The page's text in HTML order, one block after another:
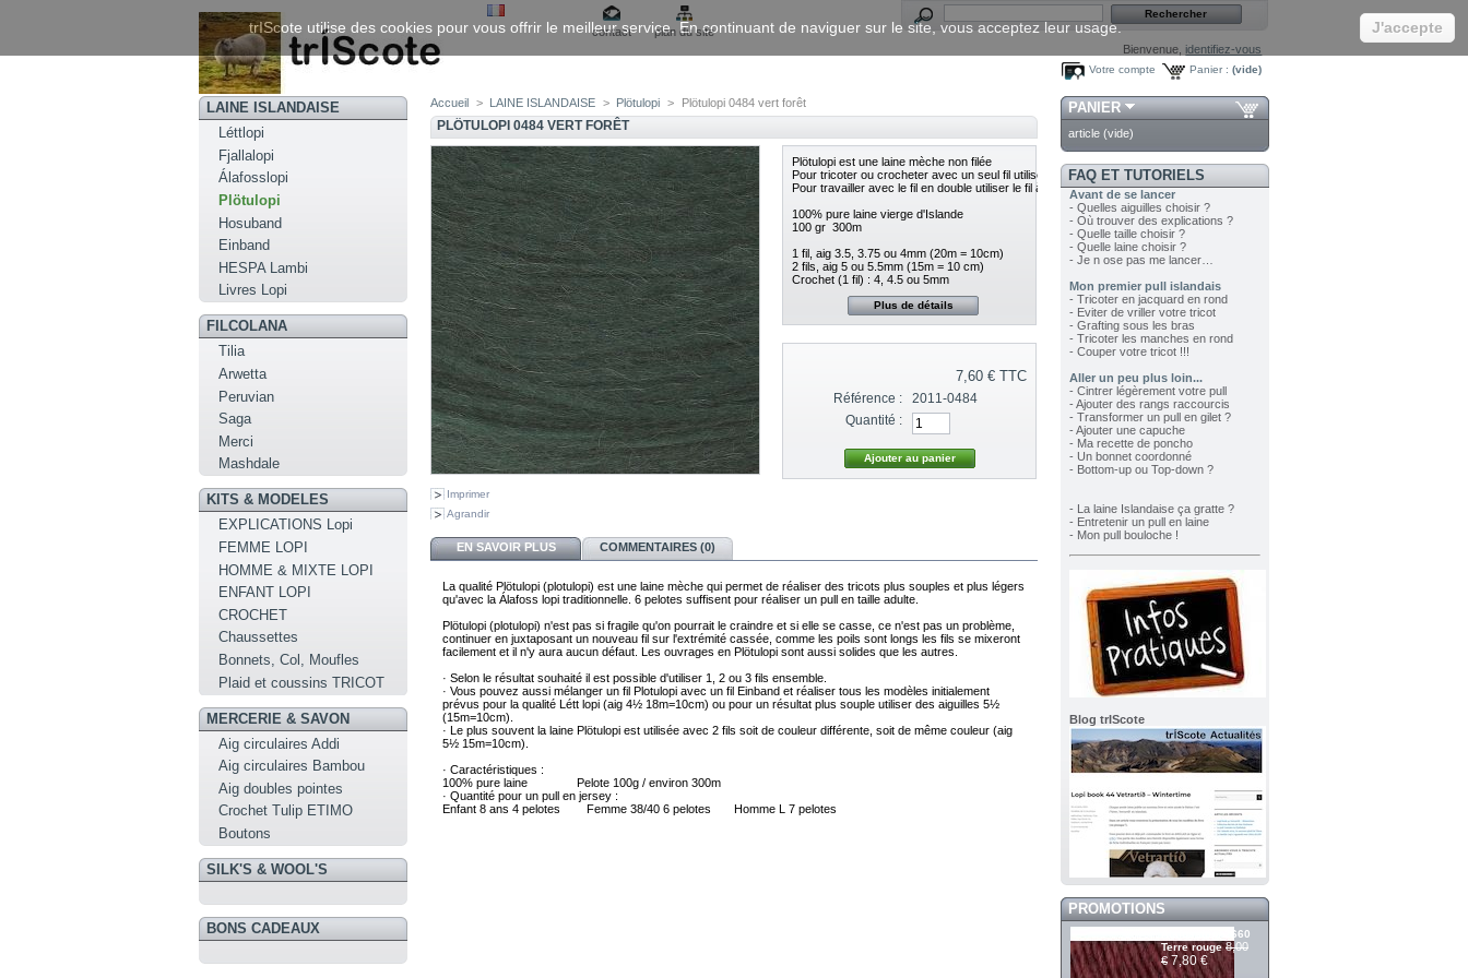
contact
plan du site
Bienvenue, identifiez-vous
Panier : (vide)
Votre compte
LAINE ISLANDAISE
Léttlopi
Fjallalopi
Álafosslopi
Plötulopi
Hosuband
Einband
HESPA Lambi
Livres Lopi
FILCOLANA
Tilia
Arwetta
Peruvian
Saga
Merci
Mashdale
KITS & MODELES
EXPLICATIONS Lopi
FEMME LOPI
HOMME & MIXTE LOPI
ENFANT LOPI
CROCHET
Chaussettes
Bonnets, Col, Moufles
Plaid et coussins TRICOT
MERCERIE & SAVON
Aig circulaires Addi
Aig circulaires Bambou
Aig doubles pointes
Crochet Tulip ETIMO
Boutons
SILK'S & WOOL'S
BONS CADEAUX
Accueil > LAINE ISLANDAISE > Plötulopi > Plötulopi 0484 vert forêt
PLÖTULOPI 0484 VERT FORÊT
Imprimer
Agrandir
Plötulopi est une laine mèche non filée
Pour tricoter ou crocheter avec un seul fil utiliser le fil au centre de la galette
Pour travailler avec le fil en double utiliser le fil à l'intérieur et le fil à l'extérieur en même temps
100% pure laine vierge d'Islande
100 gr  300m
1 fil, aig 3.5, 3.75 ou 4mm (20m = 10cm)
2 fils, aig 5 ou 5.5mm (15m = 10 cm)
Crochet (1 fil) : 4, 4.5 ou 5mm
Plus de détails
7,60 €TTC
Référence :
2011-0484
Quantité :
EN SAVOIR PLUS COMMENTAIRES (0)
La qualité Plötulopi (plotulopi) est une laine mèche qui permet de réaliser des tricots plus souples et plus légers
qu'avec la Álafoss lopi traditionnelle. 6 pelotes suffisent pour réaliser un pull en taille adulte.
Plötulopi (plotulopi) n'est pas si fragile qu'on pourrait le craindre et si elle se casse, ce n'est pas un problème,
continuer en juxtaposant un nouveau fil sur l'extrémité cassée, comme les poils sont longs les fils se mixeront
facilement et il n'y aura aucun défaut. Les ouvrages en Plötulopi sont aussi solides que les autres.
· Selon le résultat souhaité il est possible d'utiliser 1, 2 ou 3 fils ensemble.
· Vous pouvez aussi mélanger un fil Plotulopi avec un fil Einband et réaliser tous les modèles initialement
prévus pour la qualité Létt lopi (aig 4½ 18m=10cm) ou pour un résultat plus souple utiliser des aiguilles 5½
(15m=10cm).
· Le plus souvent la laine Plötulopi est utilisée avec 2 fils soit de couleur différente, soit de même couleur (aig
5½ 15m=10cm).
· Caractéristiques :
100% pure laine Pelote 100g / environ 300m
· Quantité pour un pull en jersey :
Enfant 8 ans 4 pelotes Femme 38/40 6 pelotes Homme L 7 pelotes
PANIER
article (vide)
FAQ ET TUTORIELS
Avant de se lancer
- Quelles aiguilles choisir ?
- Où trouver des explications ?
- Quelle taille choisir ?
- Quelle laine choisir ?
- Je n ose pas me lancer…
Mon premier pull islandais
- Tricoter en jacquard en rond
- Eviter de vriller votre tricot
- Grafting sous les bras
- Tricoter les manches en rond
- Couper votre tricot !!!
Aller un peu plus loin...
- Cintrer légèrement votre pull
- Ajouter des rangs raccourcis
- Transformer un pull en gilet ?
- Ajouter une capuche
- Ma recette de poncho
- Un bonnet coordonné
- Bottom-up ou Top-down ?
- La laine Islandaise ça gratte ?
- Entretenir un pull en laine
- Mon pull bouloche !
Blog trIScote
PROMOTIONS
Álafosslopi 2660
Terre rouge 8,00
€ 7,80 €
trIScote utilise des cookies pour vous offrir le meilleur service. En continuant de naviguer sur le site, vous acceptez leur usage. J'accepte